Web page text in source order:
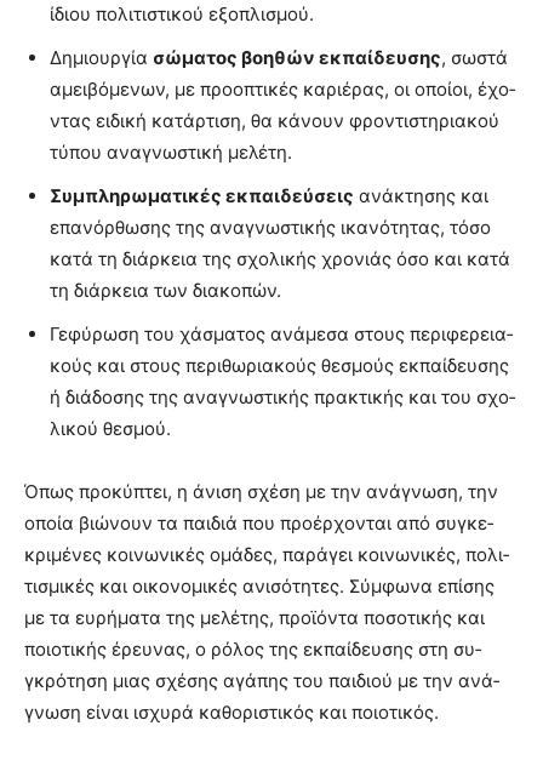
ίδιου πο­λι­τι­στι­κού εξο­πλι­σμού.
Δη­μιουρ­γία σώ­μα­τος βοη­θών εκ­παί­δευ­σης, σω­στά
αμει­βό­με­νων, με προ­ο­πτι­κές κα­ριέ­ρας, οι οποί­οι, έχο­
ντας ει­δι­κή κα­τάρ­τι­ση, θα κά­νουν φρο­ντι­στη­ρια­κού
τύ­που ανα­γνω­στι­κή με­λέ­τη.
Συ­μπλη­ρω­μα­τι­κές εκ­παι­δεύ­σεις ανά­κτη­σης και
επα­νόρ­θω­σης της ανα­γνω­στι­κής ικα­νό­τη­τας, τό­σο
κα­τά τη διάρ­κεια της σχο­λι­κής χρο­νιάς όσο και κα­τά
τη διάρ­κεια των δια­κο­πών.
Γε­φύ­ρω­ση του χά­σμα­τος ανά­με­σα στους πε­ρι­φε­ρεια­
κούς και στους πε­ρι­θω­ρια­κούς θε­σμούς εκ­παί­δευ­σης
ή διά­δο­σης της ανα­γνω­στι­κής πρα­κτι­κής και του σχο­
λι­κού θε­σμού.
Όπως προ­κύ­πτει, η άνι­ση σχέ­ση με την ανά­γνω­ση, την
οποία βιώ­νουν τα παι­διά που προ­έρ­χο­νται από συ­γκε­
κρι­μέ­νες κοι­νω­νι­κές ομά­δες, πα­ρά­γει κοι­νω­νι­κές, πο­λι­
τι­σμι­κές και οι­κο­νο­μι­κές ανι­σό­τη­τες. Σύμ­φω­να επί­σης
με τα ευ­ρή­μα­τα της με­λέ­της, προ­ϊ­ό­ντα πο­σο­τι­κής και
ποιο­τι­κής έρευ­νας, ο ρό­λος της εκ­παί­δευ­σης στη συ­
γκρό­τη­ση μιας σχέ­σης αγά­πης του παι­διού με την ανά­
γνω­ση εί­ναι ισχυ­ρά κα­θο­ρι­στι­κός και ποιο­τι­κός.